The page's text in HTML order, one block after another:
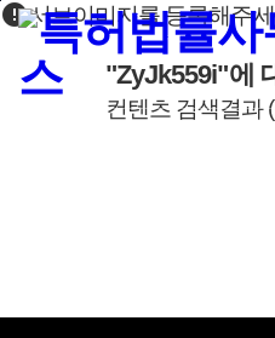
본문바로가기
error서브이미지를 등록해주
"ZyJk559i"에
컨텐츠 검색결과(